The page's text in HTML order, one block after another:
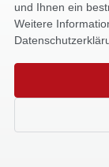
+49 (0) 2383
info@alfa-
Whatsapp (no
und Ihnen ein
Weitere